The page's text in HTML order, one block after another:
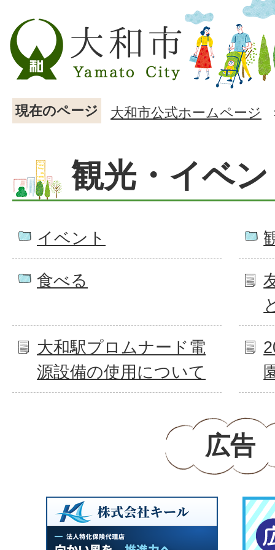
現在のページ 大和市公式ホームページ
観光・イベ
イベント
食べる
大和駅プロムナード電
源設備の使用について
広告